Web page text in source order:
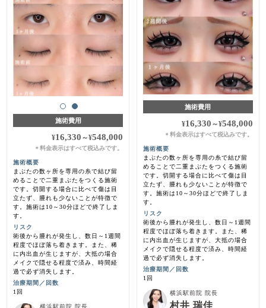
施術費用
¥16,330 ～¥548,000
＊料金表示はすべて税込みです。
施術概要
まぶたの数ヶ所を専用の糸で結び留
めることで二重まぶたをつくる施術
です。切開する場合に比べて傷は目
立たず、腫れも少ないことが特徴で
す。施術は10～30分ほどで終了しま
す。
リスク
術後から腫れが発生し、数日～1週間
程度でほぼ落ち着きます。また、稀
に内出血が生じますが、大抵の場合
メイクで隠せる程度で済み、時間経
過で必ず消失します。
治療期間／回数
1回
横浜駅前院 院長
施術費用
¥16,330 ～¥548,000
＊ 料金表示はすべて税込みです。
施術概要
まぶたの数ヶ所を専用の糸で結び留
めることで二重まぶたをつくる施術
です。切開する場合に比べて傷は目
立たず、腫れも少ないことが特徴で
す。施術は10～30分ほどで終了しま
す。
リスク
術後から腫れが発生し、数日～1週間
程度でほぼ落ち着きます。また、稀
に内出血が生じますが、大抵の場合
メイクで隠せる程度で済み、時間経
過で必ず消失します。
治療期間／回数
1回
横浜駅前院 院長
村井 瑞佳